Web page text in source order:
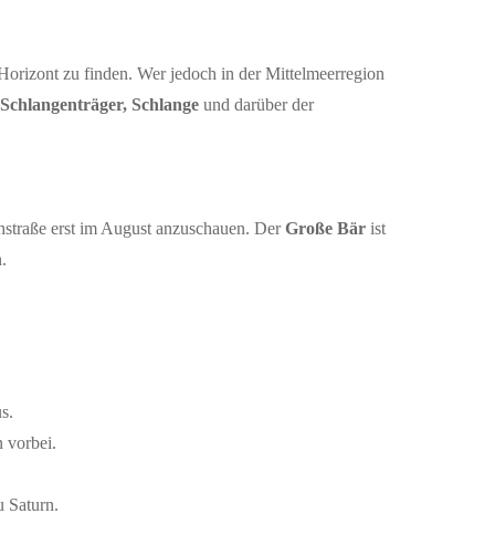
zu finden. Wer jedoch in der Mittelmeerregion
Schlangenträger, Schlange und darüber der
erst im August anzuschauen. DerGroße Bär ist
vorbei.
Saturn.